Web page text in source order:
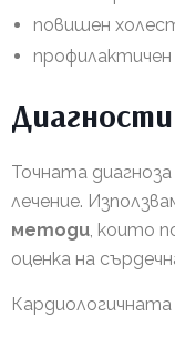
повишен
Точната
лечение.
методи, които
оценка на